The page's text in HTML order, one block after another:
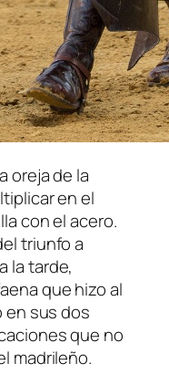
oreja de la
en el
con el acero.
triunfo a
la tarde,
que hizo al
en sus dos
que no
madrileño.